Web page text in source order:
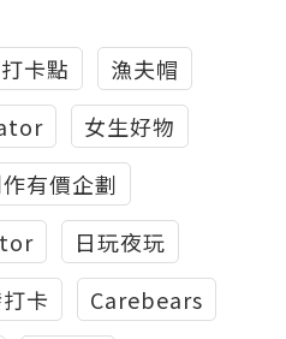
卡點
漁夫帽
女生好物
有價企劃
日玩夜玩
卡
Carebears